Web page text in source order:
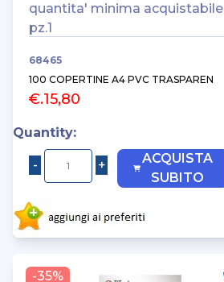
quantita' minima acquistabile
pz.1
68465
100 COPERTINE A4 PVC TRASPAREN
€.15,80
Quantity:
ACQUISTA
SUBITO
-35%